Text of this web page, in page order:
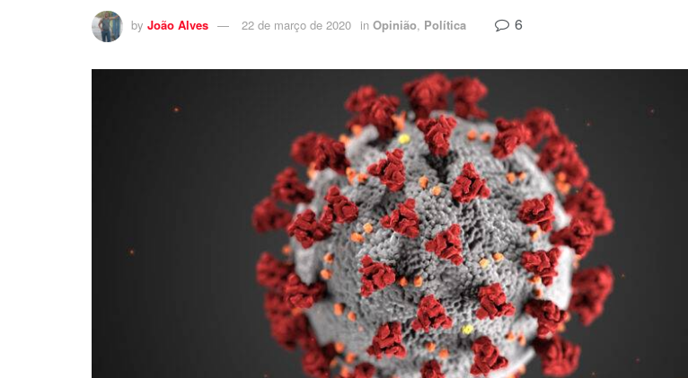
by João Alves 22 de março de 2020 in Opinião, Política 6